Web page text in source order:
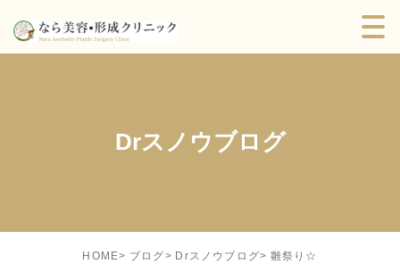
Drスノウブログ
HOME ブログ Drスノウブログ 雛祭り☆